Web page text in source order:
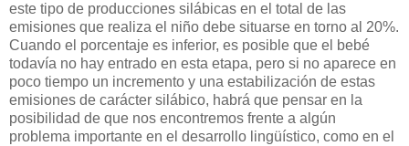
este tipo de producciones silábicas en el total de las
emisiones que realiza el niño debe situarse en torno al 20%.
Cuando el porcentaje es inferior, es posible que el bebé
todavía no hay entrado en esta etapa, pero si no aparece en
poco tiempo un incremento y una estabilización de estas
emisiones de carácter silábico, habrá que pensar en la
posibilidad de que nos encontremos frente a algún
problema importante en el desarrollo lingüístico, como en el